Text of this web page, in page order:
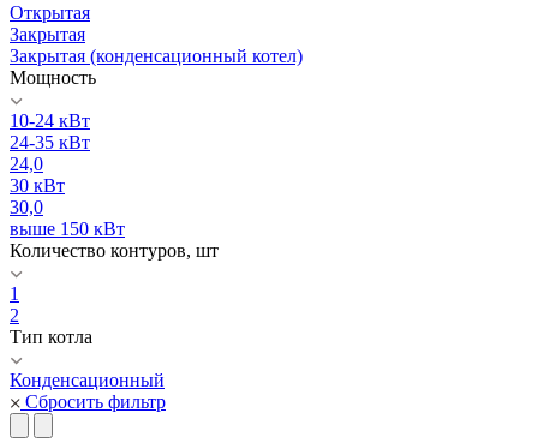
Открытая
Закрытая
Закрытая (конденсационный котел)
Мощность
10-24 кВт
24-35 кВт
24,0
30 кВт
30,0
выше 150 кВт
Количество контуров, шт
1
2
Тип котла
Конденсационный
Сбросить фильтр